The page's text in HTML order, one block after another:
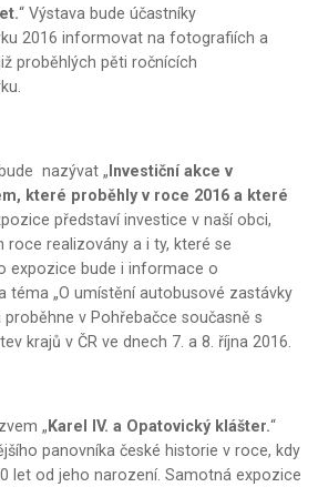
“ Výstava bude účastníky
2016 informovat na fotografiích a
proběhlých pěti ročnících
nazývat „ Investiční akce v
které proběhly v roce 2016 a které
představí investice v naší obci,
roce realizovány a i ty, které se
expozice bude i informace o
téma „O umístění autobusové zastávky
proběhne v Pohřebačce současně s
krajů v ČR ve dnech 7. a 8. října 2016.
„ Karel IV. a Opatovický klášter.“
panovníka české historie v roce, kdy
let od jeho narození. Samotná expozice